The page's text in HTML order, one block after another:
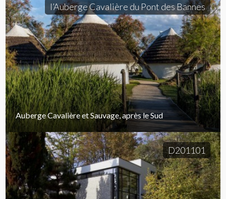
l’Auberge Cavalière du Pont des Bannes
Auberge Cavalière et Sauvage, après le Sud
D201101